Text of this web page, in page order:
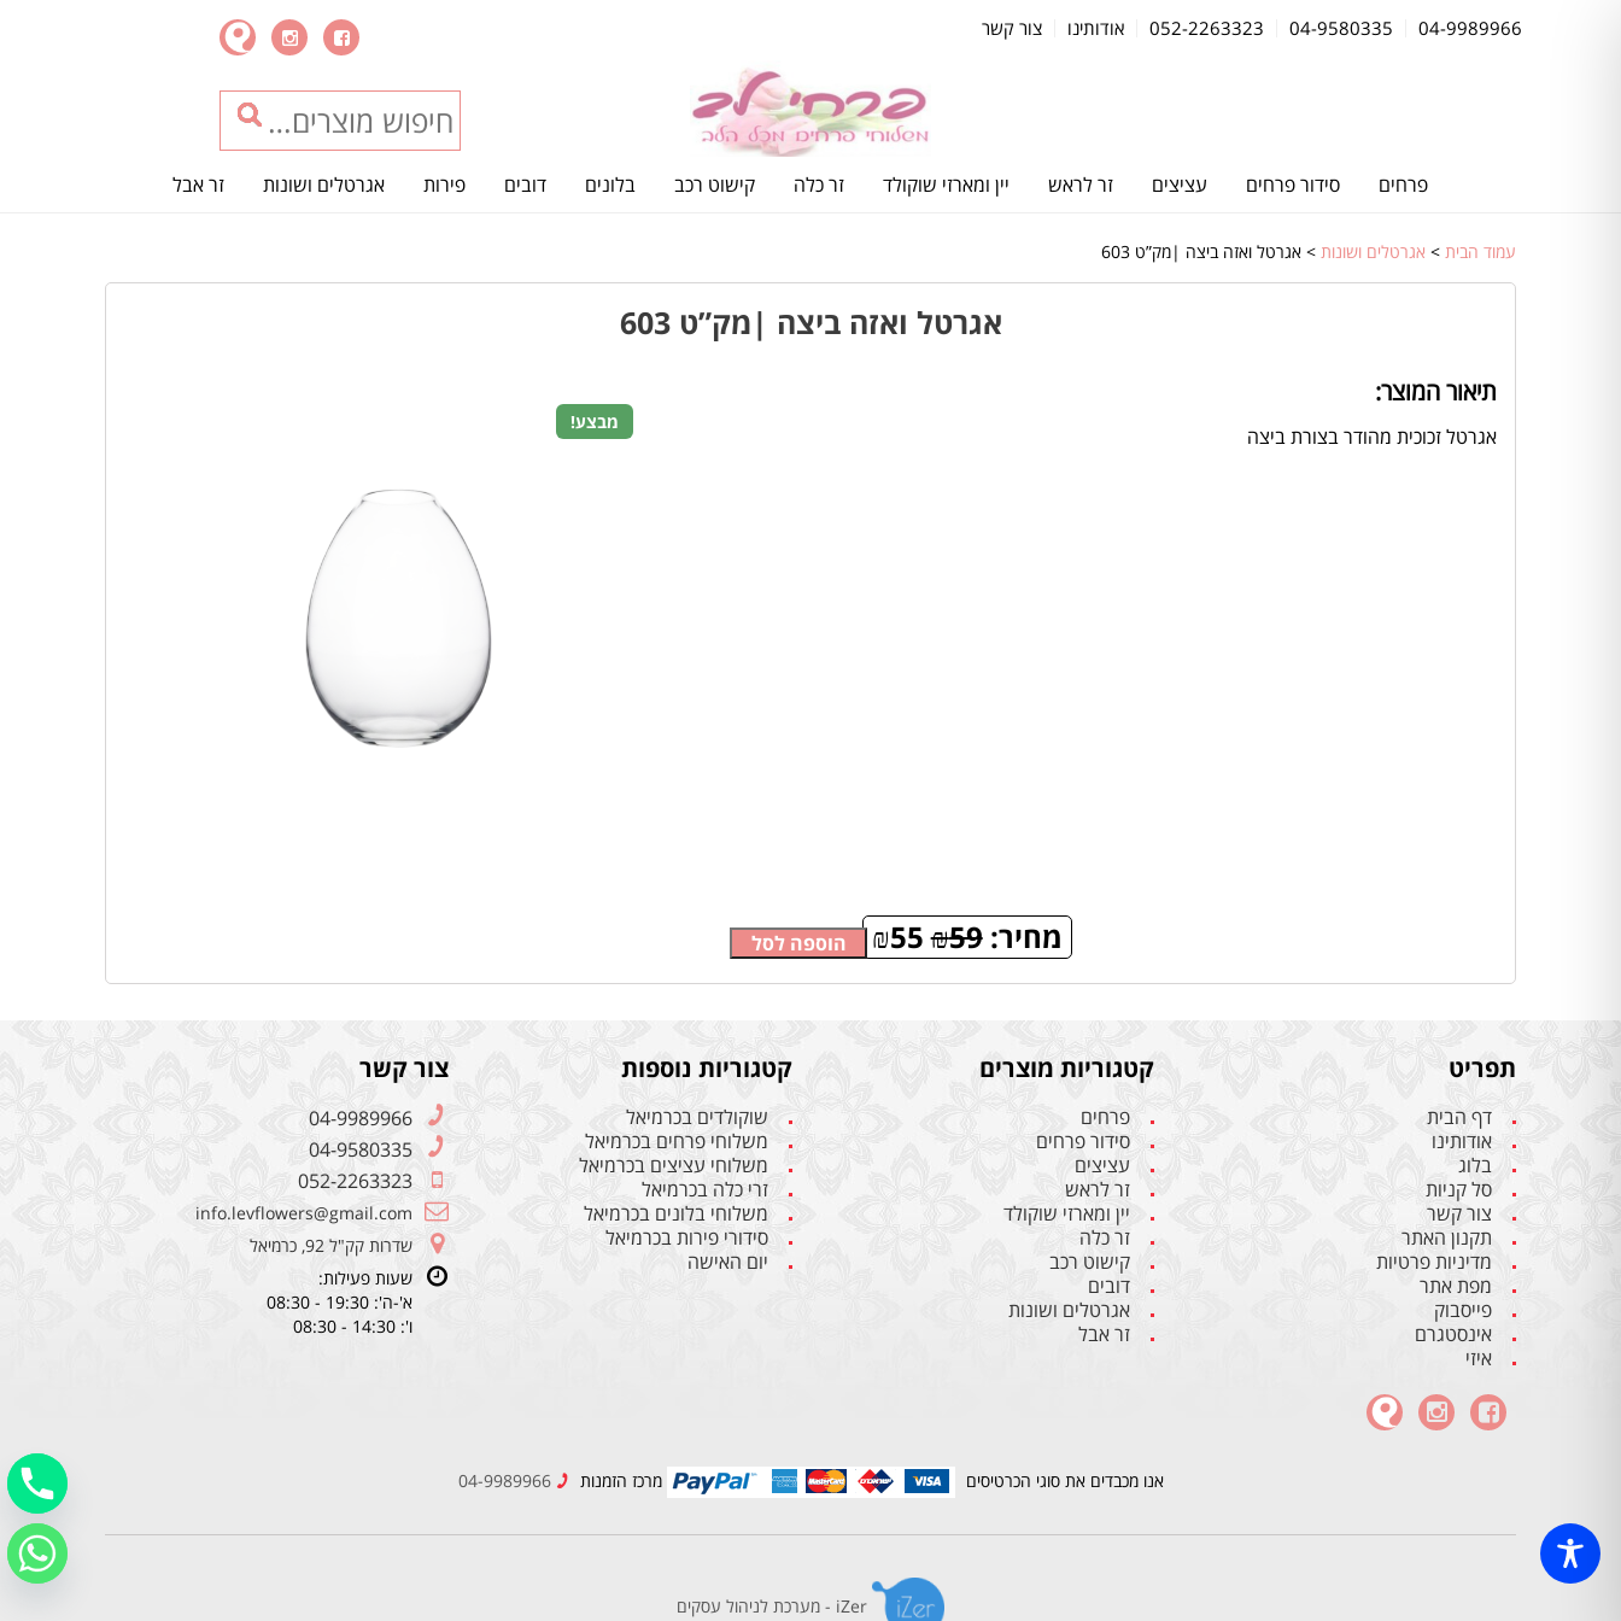
04-9989966
04-9580335
052-2263323 אודותינו צור קשר
פרחים סידור פרחים עציצים זר לראש יין ומארזי שוקולד זר כלה קישוט רכב בלונים דובים פירות אגרטלים ושונות זר אבל
עמוד הבית > אגרטלים ושונות > אגרטל ואזה ביצה |מק”ט 603
אגרטל ואזה ביצה |מק”ט 603
מבצע!
תיאור המוצר:
אגרטל זכוכית מהודר בצורת ביצה
מחיר: ₪59
₪55 הוספה לסל
תפריט
דף הבית
אודותינו
בלוג
סל קניות
צור קשר
תקנון האתר
מדיניות פרטיות
מפת אתר
פייסבוק
אינסטגרם
איזי
קטגוריות מוצרים
פרחים
סידור פרחים
עציצים
זר לראש
יין ומארזי שוקולד
זר כלה
קישוט רכב
דובים
אגרטלים ושונות
זר אבל
קטגוריות נוספות
שוקולדים בכרמיאל
משלוחי פרחים בכרמיאל
משלוחי עציצים בכרמיאל
זרי כלה בכרמיאל
משלוחי בלונים בכרמיאל
סידורי פירות בכרמיאל
יום האישה
צור קשר
04-9989966
04-9580335
052-2263323
info.levflowers@gmail.com
שדרות קק"ל 92, כרמיאל
שעות פעילות:
א'-ה': 19:30 - 08:30
ו': 14:30 - 08:30
אנו מכבדים את סוגי הכרטיסים מרכז הזמנות 04-9989966
iZer - מערכת לניהול עסקים